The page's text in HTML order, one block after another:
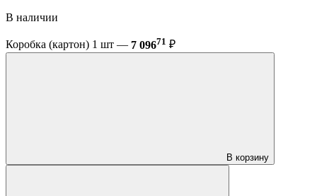
В наличии
Коробка (картон) 1 шт — 7 09671 ₽
В корзину